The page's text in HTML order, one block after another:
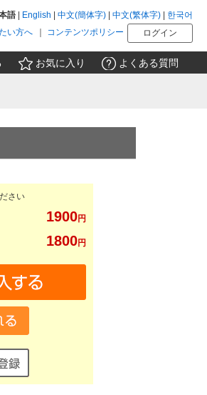
語 English 中文(簡体字) 中文(繁体字)
한국어
ログイン
コンテンツポリシー
い方へ
お気に入り よくある質問
さい
1900円
1800円